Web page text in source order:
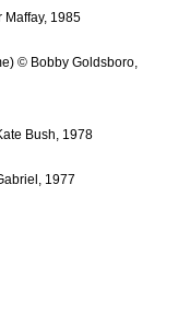
Maffay, 1985
© Bobby Goldsboro,
Bush, 1978
1977